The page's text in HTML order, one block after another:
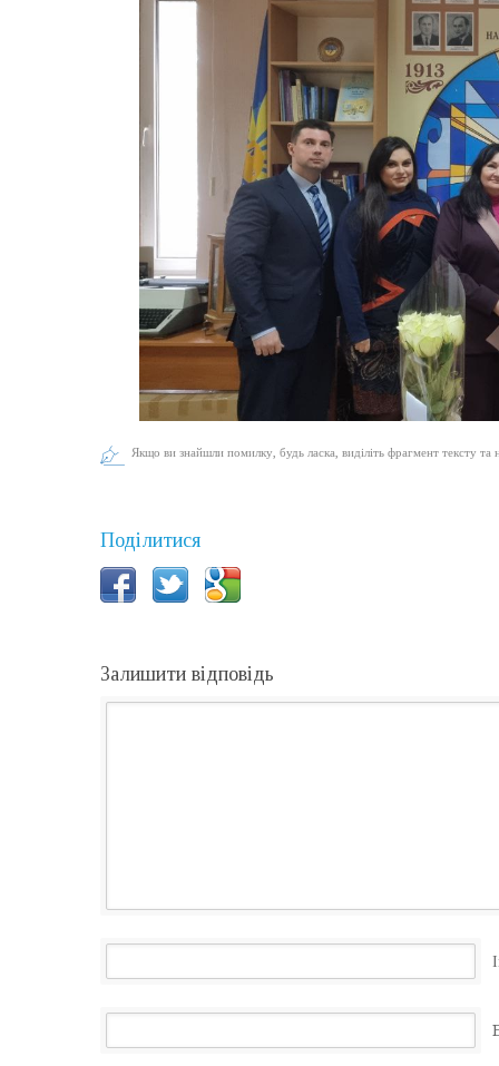
Якщо ви знайшли помилку, будь ласка, виділіть фрагмент тексту та
Поділитися
Залишити відповідь